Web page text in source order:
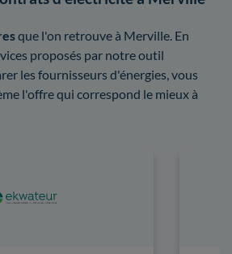
que l'on retrouve à Merville. En
proposés par notre outil
les fournisseurs d'énergies, vous
l'offre qui correspond le mieux à